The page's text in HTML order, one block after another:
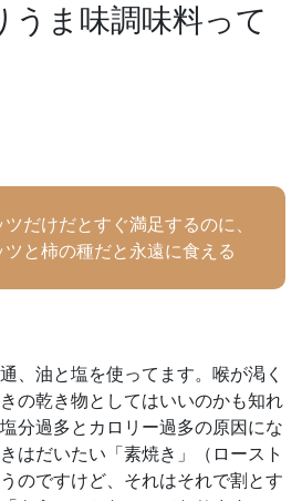
うま味調味料って
だけだとすぐ満足するのに、
と柿の種だと永遠に食える
、油と塩を使ってます。喉が渇く
の乾き物としてはいいのかも知れ
分過多とカロリー過多の原因にな
はだいたい「素焼き」（ロースト
のですけど、それはそれで割とす